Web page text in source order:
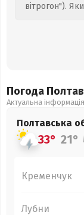
вітрогон").
Погода
Актуальна
Полтавська
33° 21°
Кременчук
Лубни